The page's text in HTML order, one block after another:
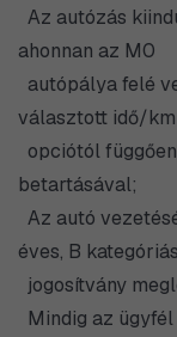
Az autózás
ahonnan az M0
autópálya felé
választott idő/km
opciótól
betartásával;
Az autó
éves, B kategóriás
jogosítvány
Mindig az